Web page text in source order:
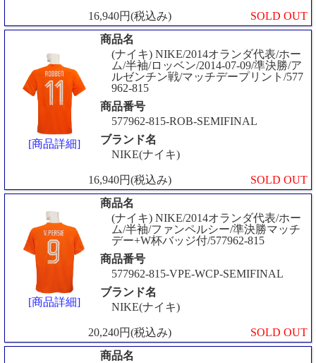
16,940円(税込み) SOLD OUT
[商品詳細]
商品名
(ナイキ) NIKE/2014オランダ代表/ホー
ム/半袖/ロッベン/2014-07-09/準決勝/ア
ルゼンチン戦/マッチデープリント/577
962-815
商品番号
577962-815-ROB-SEMIFINAL
ブランド名
NIKE(ナイキ)
16,940円(税込み) SOLD OUT
[商品詳細]
商品名
(ナイキ) NIKE/2014オランダ代表/ホー
ム/半袖/ファンペルシー/準決勝マッチ
デー+W杯バッジ付/577962-815
商品番号
577962-815-VPE-WCP-SEMIFINAL
ブランド名
NIKE(ナイキ)
20,240円(税込み) SOLD OUT
商品名